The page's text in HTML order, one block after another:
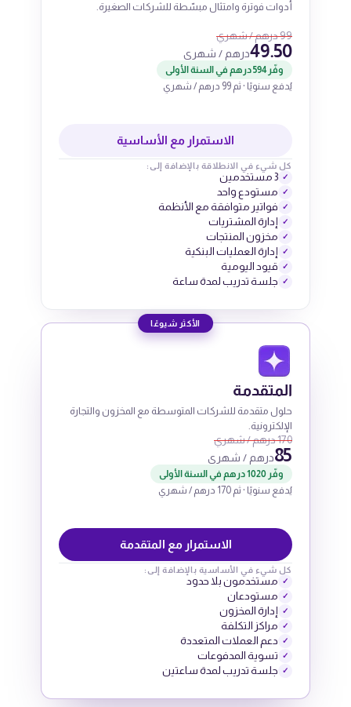
أدوات فوترة وامتثال مبسّطة للشركات الصغيرة.
99 درهم / شهري
49.50درهم / شهري
وفّر 594 درهم في السنة الأولى
يُدفع سنويًا · ثم 99 درهم / شهري
الاستمرار مع الأساسية
كل شيء في الانطلاقة بالإضافة إلى:
✓ 3 مستخدمين
✓ مستودع واحد
✓ فواتير متوافقة مع الأنظمة
✓ إدارة المشتريات
✓ مخزون المنتجات
✓ إدارة العمليات البنكية
✓ قيود اليومية
✓ جلسة تدريب لمدة ساعة
الأكثر شيوعًا
المتقدمة
حلول متقدمة للشركات المتوسطة مع المخزون والتجارة
الإلكترونية.
170 درهم / شهري
85درهم / شهري
وفّر 1020 درهم في السنة الأولى
يُدفع سنويًا · ثم 170 درهم / شهري
الاستمرار مع المتقدمة
كل شيء في الأساسية بالإضافة إلى:
✓ مستخدمون بلا حدود
✓ مستودعان
✓ إدارة المخزون
✓ مراكز التكلفة
✓ دعم العملات المتعددة
✓ تسوية المدفوعات
✓ جلسة تدريب لمدة ساعتين